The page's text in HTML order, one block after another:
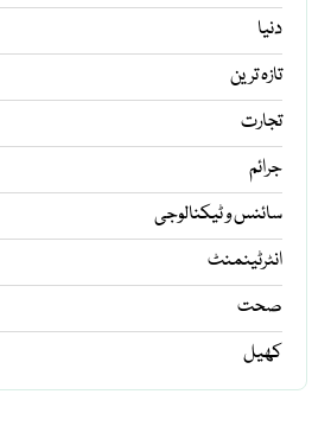
دنیا
تازہ ترین
تجارت
جرائم
سائنس و ٹیکنالوجی
انٹرٹینمنٹ
صحت
کھیل